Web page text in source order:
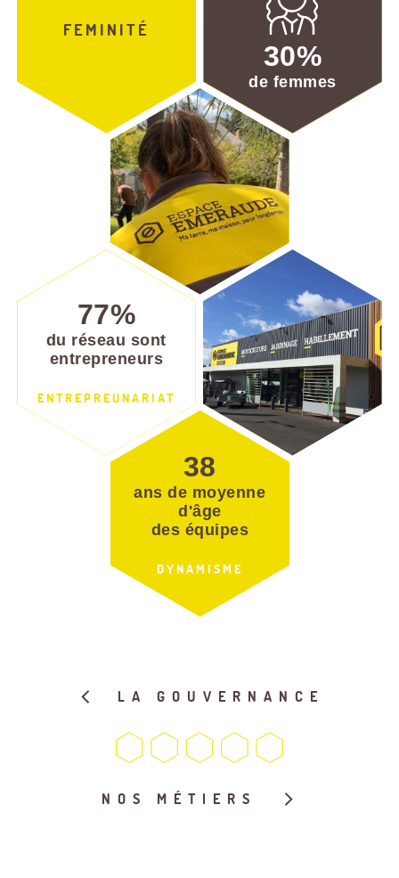
FEMINITÉ
de femmes
du réseau sont
entrepreneurs
ENTREPREUNARIAT
ans de moyenne
d'âge
des équipes
DYNAMISME
LA GOUVERNANCE
NOS MÉTIERS